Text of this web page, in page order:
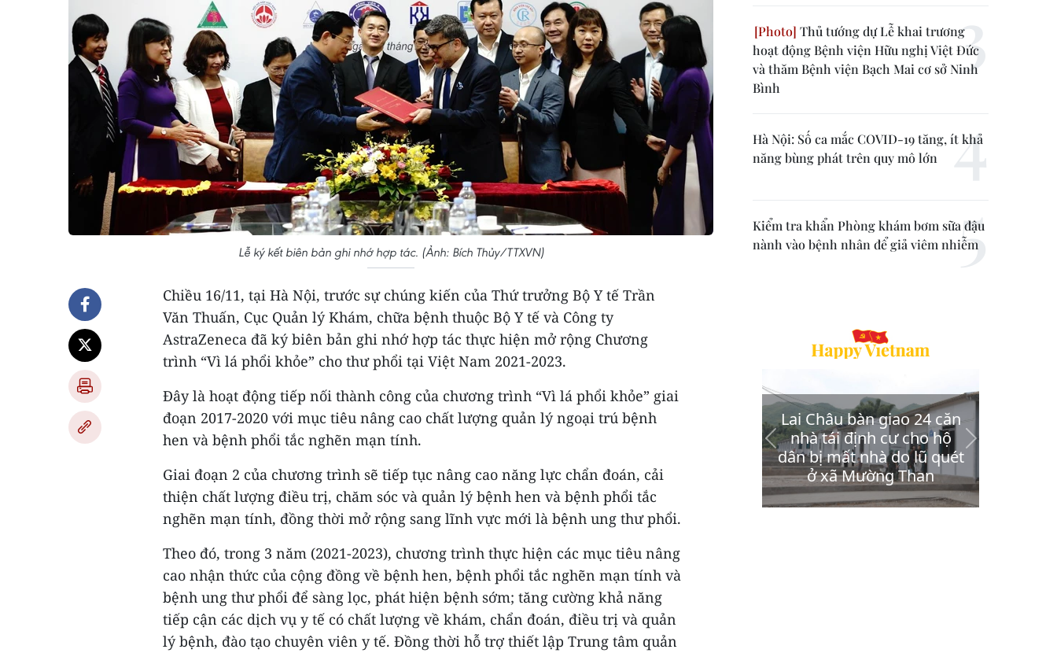
Lễ ký kết biên bản ghi nhớ hợp tác. (Ảnh: Bích Thủy/TTXVN)
Chiều 16/11, tại Hà Nội, trước sự chúng kiến của Thứ trưởng Bộ Y tế Trần
Văn Thuấn, Cục Quản lý Khám, chữa bệnh thuộc Bộ Y tế và Công ty
AstraZeneca đã ký biên bản ghi nhớ hợp tác thực hiện mở rộng Chương
trình “Vì lá phổi khỏe” cho thư phổi tại Việt Nam 2021-2023.
Đây là hoạt động tiếp nối thành công của chương trình “Vì lá phổi khỏe” giai
đoạn 2017-2020 với mục tiêu nâng cao chất lượng quản lý ngoại trú bệnh
hen và bệnh phổi tắc nghẽn mạn tính.
Giai đoạn 2 của chương trình sẽ tiếp tục nâng cao năng lực chẩn đoán, cải
thiện chất lượng điều trị, chăm sóc và quản lý bệnh hen và bệnh phổi tắc
nghẽn mạn tính, đồng thời mở rộng sang lĩnh vực mới là bệnh ung thư phổi.
Theo đó, trong 3 năm (2021-2023), chương trình thực hiện các mục tiêu nâng
cao nhận thức của cộng đồng về bệnh hen, bệnh phổi tắc nghẽn mạn tính và
bệnh ung thư phổi để sàng lọc, phát hiện bệnh sớm; tăng cường khả năng
tiếp cận các dịch vụ y tế có chất lượng về khám, chẩn đoán, điều trị và quản
lý bệnh, đào tạo chuyên viên y tế. Đồng thời hỗ trợ thiết lập Trung tâm quản
Thủ tướng dự Lễ khai trương
hoạt động Bệnh viện Hữu nghị Việt Đức
và thăm Bệnh viện Bạch Mai cơ sở Ninh
Bình
Hà Nội: Số ca mắc COVID-19 tăng, ít khả
năng bùng phát trên quy mô lớn
Kiểm tra khẩn Phòng khám bơm sữa đậu
nành vào bệnh nhân để giả viêm nhiễm